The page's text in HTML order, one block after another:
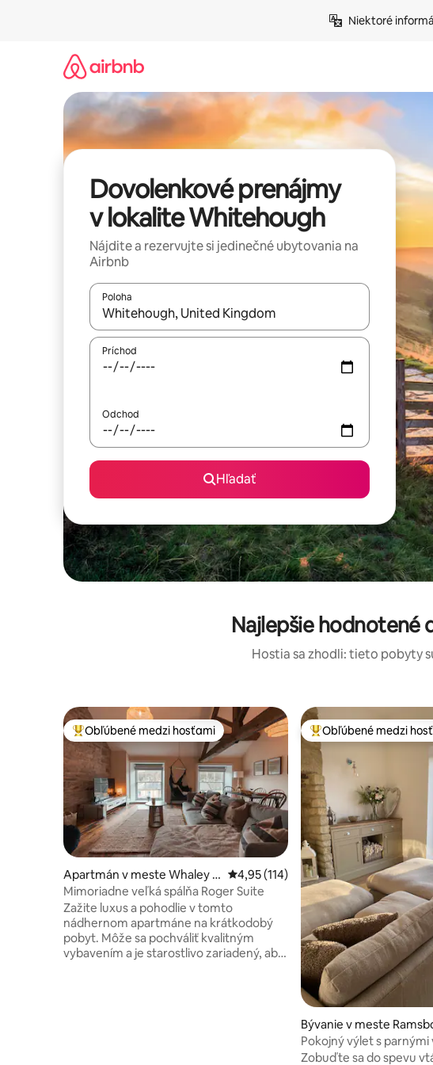
Niektoré
Dovolenkové prenájmy
v lokalite Whitehough
Nájdite a rezervujte si jedinečné ubytovania na
Airbnb
Poloha
Keď budú výsledky k dispozícii, môžete si ich prechádzať
Príchod
Odchod
Hľadať
Najlepšie hodnotené
Hostia sa zhodli: tieto pobyty
Najobľúbenejšie medzi hosťami
Obľúbené medzi hosťami
Apartmán v meste Whaley B
ridge
Priemerné ohodnotenie 4,95 z 5,
4,95 (114)
Mimoriadne veľká spálňa Roger Suite
Zažite luxus a pohodlie v tomto
nádhernom apartmáne na krátkodobý
pobyt. Môže sa pochváliť kvalitným
vybavením a je starostlivo zariadený, aby
Najobľúbenejšie medzi
Obľúbené medzi
Bývanie v meste
m
Pokojný výlet s parnými
Zobuďte sa do spevu